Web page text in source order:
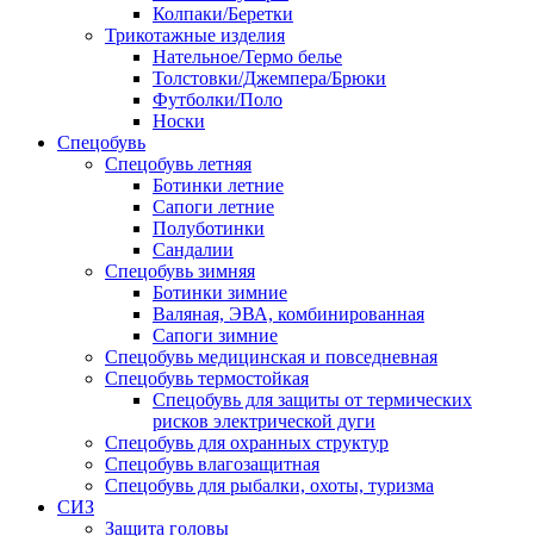
Колпаки/Беретки
Трикотажные изделия
Нательное/Термо белье
Толстовки/Джемпера/Брюки
Футболки/Поло
Носки
Спецобувь
Спецобувь летняя
Ботинки летние
Сапоги летние
Полуботинки
Сандалии
Спецобувь зимняя
Ботинки зимние
Валяная, ЭВА, комбинированная
Сапоги зимние
Спецобувь медицинская и повседневная
Спецобувь термостойкая
Спецобувь для защиты от термических
рисков электрической дуги
Спецобувь для охранных структур
Спецобувь влагозащитная
Спецобувь для рыбалки, охоты, туризма
СИЗ
Защита головы